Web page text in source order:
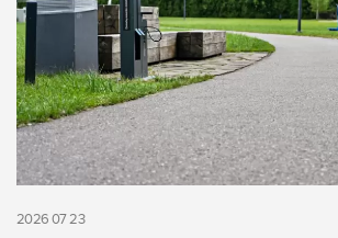
2026 07 23